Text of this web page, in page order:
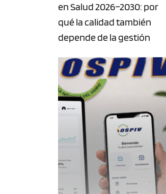
en Salud 2026–2030: por
qué la calidad también
depende de la gestión